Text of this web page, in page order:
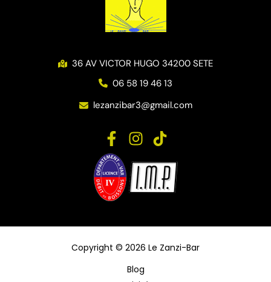
36 AV VICTOR HUGO 34200 SETE
06 58 19 46 13
lezanzibar3@gmail.com
Copyright © 2026 Le Zanzi-Bar
Blog